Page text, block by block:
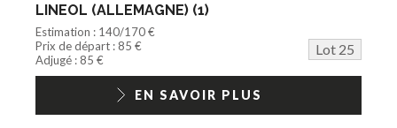
LINEOL (ALLEMAGNE) (1)
Estimation : 140/170 €
Prix de départ : 85 €
Lot 25
Adjugé : 85 €
EN SAVOIR PLUS